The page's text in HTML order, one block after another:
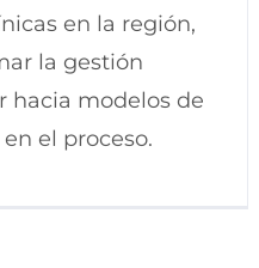
en la región,
la gestión
hacia modelos de
el proceso.